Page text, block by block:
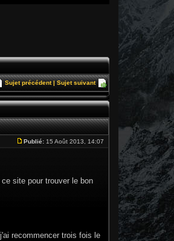
Sujet précédent|Sujet suivant
Publié: 15 Août 2013, 14:07
site pour trouver le bon
recommencer trois fois le